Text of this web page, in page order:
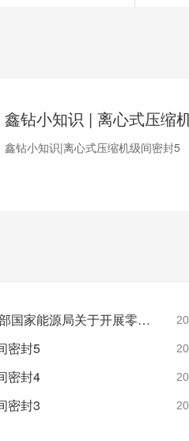
鑫钻小知识|离心式压缩机级间密封5
国家发展改革委工业和信息化部国家能源局关于开展零碳园区建设的通知
密封5
密封4
密封3